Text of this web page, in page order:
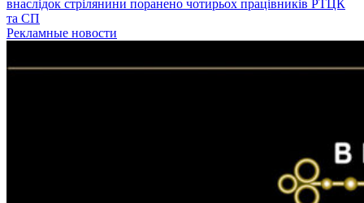
внаслідок стрілянини поранено чотирьох працівників РТЦК
та СП
Рекламные новости